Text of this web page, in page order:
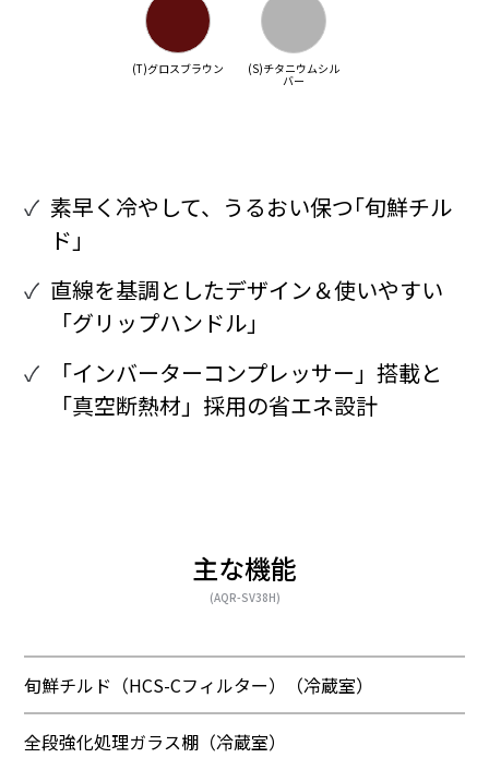
(T)グロスブラウン (S)チタニウムシル
バー
素早く冷やして、うるおい保つ｢旬鮮チル
ド｣
直線を基調としたデザイン＆使いやすい
「グリップハンドル｣
「インバーターコンプレッサー」搭載と
「真空断熱材」採用の省エネ設計
主な機能
(AQR-SV38H)
旬鮮チルド（HCS-Cフィルター）（冷蔵室）
全段強化処理ガラス棚（冷蔵室）